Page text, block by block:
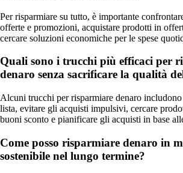
Per risparmiare su tutto, è importante
offerte e promozioni, acquistare prodotti in
cercare soluzioni economiche per le spese
Quali sono i trucchi più efficaci per
denaro senza sacrificare la qualità
Alcuni trucchi per risparmiare denaro includono
lista, evitare gli acquisti impulsivi, cercare
buoni sconto e pianificare gli acquisti in base
Come posso risparmiare denaro in
sostenibile nel lungo termine?